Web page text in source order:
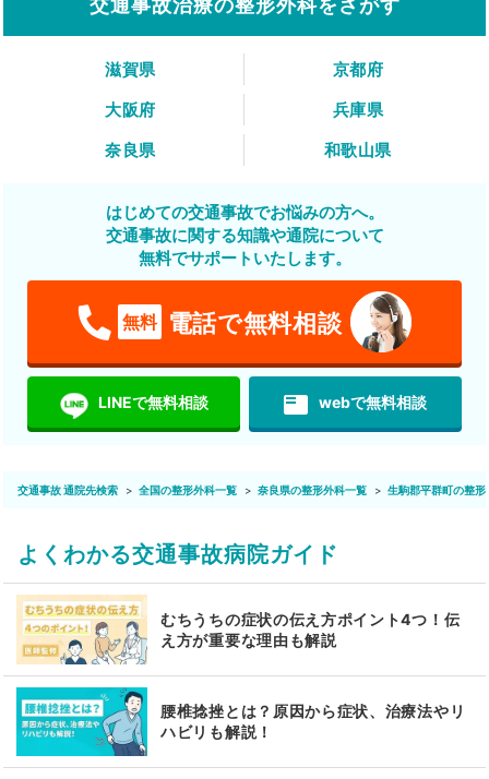
交通事故治療の整形外科をさがす
滋賀県
京都府
大阪府
兵庫県
奈良県
和歌山県
はじめての交通事故でお悩みの方へ。
交通事故に関する知識や通院について
無料でサポートいたします。
無料 電話で無料相談
LINEで無料相談 featured_play_list webで無料相談
交通事故 通院先検索 全国の整形外科一覧 奈良県の整形外科一覧 生駒郡平群町の整形
よくわかる交通事故病院ガイド
むちうちの症状の伝え方ポイント4つ！伝
え方が重要な理由も解説
腰椎捻挫とは？原因から症状、治療法やリ
ハビリも解説！